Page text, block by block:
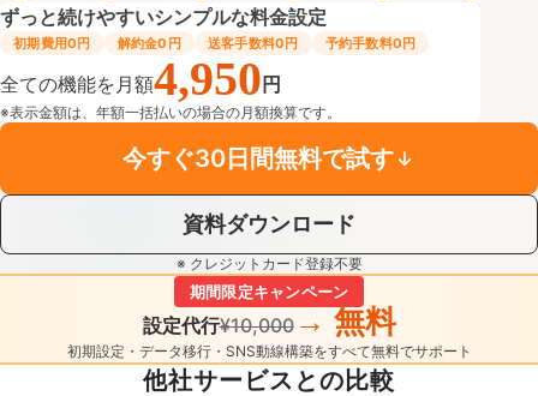
ずっと続けやすいシンプルな料金設定
初期費用0円 解約金0円 送客手数料0円 予約手数料0円
全ての機能を月額4,950 円
※表示金額は、年額一括払いの場合の月額換算です。
今すぐ30日間無料で試す
資料ダウンロード
※ クレジットカード登録不要
期間限定キャンペーン
設定代行¥10,000→ 無料
初期設定・データ移行・SNS動線構築をすべて無料でサポート
他社サービスとの比較